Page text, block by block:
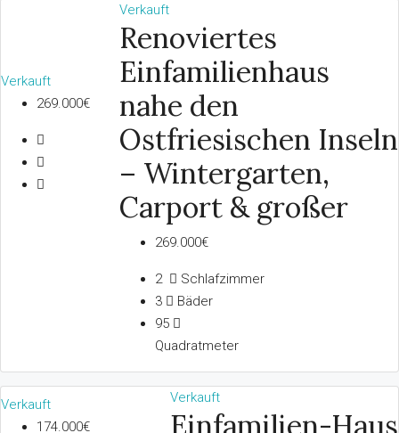
Verkauft
269.000€
Verkauft
Renoviertes
Einfamilienhaus
nahe den
Ostfriesischen Inseln
– Wintergarten,
Carport & großer
269.000€
2
Schlafzimmer
3
Bäder
95
Quadratmeter
Verkauft
174.000€
Verkauft
Einfamilien-Haus